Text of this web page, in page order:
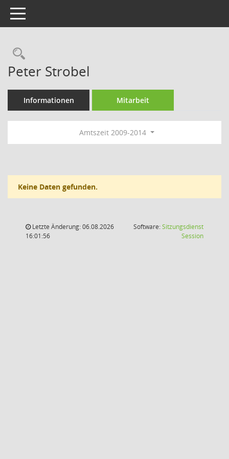
Toggle navigation
Rechercheauswahl
Peter Strobel
Informationen Mitarbeit
Amtszeit 2009-2014
Keine Daten gefunden.
Letzte Änderung: 06.08.2026
16:01:56
Software:Sitzungsdienst
Session(Wird in